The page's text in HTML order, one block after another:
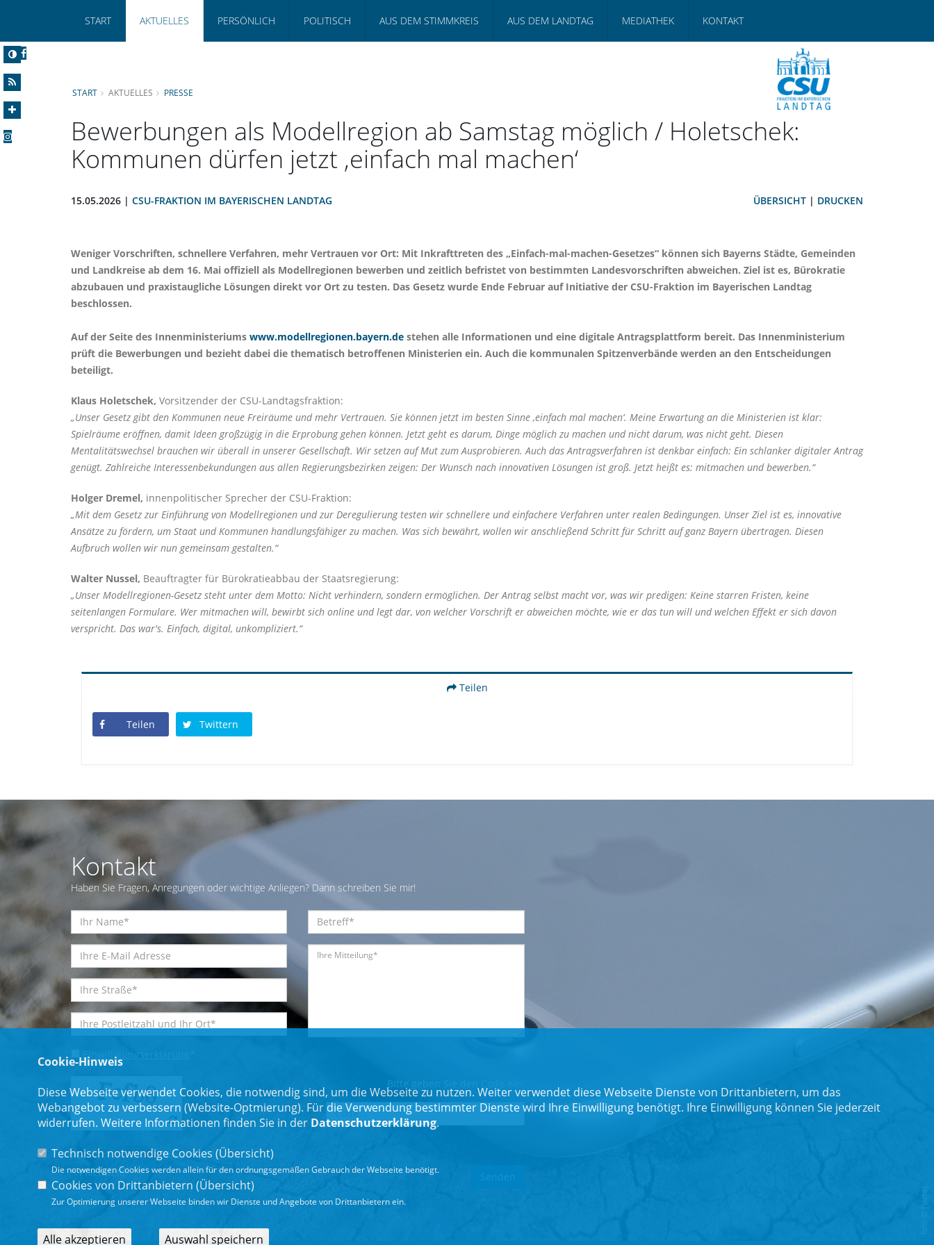
START AKTUELLES PERSÖNLICH POLITISCH AUS DEM STIMMKREIS AUS DEM LANDTAG MEDIATHEK KONTAKT
START AKTUELLES PRESSE
Bewerbungen als Modellregion ab Samstag möglich / Holetschek:
Kommunen dürfen jetzt ‚einfach mal machen‘
15.05.2026 | CSU-FRAKTION IM BAYERISCHEN LANDTAG ÜBERSICHT | DRUCKEN
Weniger Vorschriften, schnellere Verfahren, mehr Vertrauen vor Ort: Mit Inkrafttreten des „Einfach-mal-machen-Gesetzes“ können sich Bayerns Städte, Gemeinden
und Landkreise ab dem 16. Mai offiziell als Modellregionen bewerben und zeitlich befristet von bestimmten Landesvorschriften abweichen. Ziel ist es, Bürokratie
abzubauen und praxistaugliche Lösungen direkt vor Ort zu testen. Das Gesetz wurde Ende Februar auf Initiative der CSU-Fraktion im Bayerischen Landtag
beschlossen.
Auf der Seite des Innenministeriums www.modellregionen.bayern.de stehen alle Informationen und eine digitale Antragsplattform bereit. Das Innenministerium
prüft die Bewerbungen und bezieht dabei die thematisch betroffenen Ministerien ein. Auch die kommunalen Spitzenverbände werden an den Entscheidungen
beteiligt.
Klaus Holetschek, Vorsitzender der CSU-Landtagsfraktion:
Unser Gesetz gibt den Kommunen neue Freiräume und mehr Vertrauen. Sie können jetzt im besten Sinne ‚einfach mal machen‘. Meine Erwartung an die Ministerien ist klar:
Spielräume eröffnen, damit Ideen großzügig in die Erprobung gehen können. Jetzt geht es darum, Dinge möglich zu machen und nicht darum, was nicht geht. Diesen
Mentalitätswechsel brauchen wir überall in unserer Gesellschaft. Wir setzen auf Mut zum Ausprobieren. Auch das Antragsverfahren ist denkbar einfach: Ein schlanker digitaler Antrag
genügt. Zahlreiche Interessenbekundungen aus allen Regierungsbezirken zeigen: Der Wunsch nach innovativen Lösungen ist groß. Jetzt heißt es: mitmachen und bewerben.“
Holger Dremel, innenpolitischer Sprecher der CSU-Fraktion:
Mit dem Gesetz zur Einführung von Modellregionen und zur Deregulierung testen wir schnellere und einfachere Verfahren unter realen Bedingungen. Unser Ziel ist es, innovative
Ansätze zu fördern, um Staat und Kommunen handlungsfähiger zu machen. Was sich bewährt, wollen wir anschließend Schritt für Schritt auf ganz Bayern übertragen. Diesen
Aufbruch wollen wir nun gemeinsam gestalten.“
Walter Nussel, Beauftragter für Bürokratieabbau der Staatsregierung:
Unser Modellregionen-Gesetz steht unter dem Motto: Nicht verhindern, sondern ermöglichen. Der Antrag selbst macht vor, was wir predigen: Keine starren Fristen, keine
seitenlangen Formulare. Wer mitmachen will, bewirbt sich online und legt dar, von welcher Vorschrift er abweichen möchte, wie er das tun will und welchen Effekt er sich davon
verspricht. Das war's. Einfach, digital, unkompliziert.“
Teilen
Teilen Twittern
Kontakt
Haben Sie Fragen, Anregungen oder wichtige Anliegen? Dann schreiben Sie mir!
Einwilligungserklärung
Bitte geben Sie den Code ein:
* Pflichtfeld
Cookie-Hinweis
Diese Webseite verwendet Cookies, die notwendig sind, um die Webseite zu nutzen. Weiter verwendet diese Webseite Dienste von Drittanbietern, um das
Webangebot zu verbessern (Website-Optmierung). Für die Verwendung bestimmter Dienste wird Ihre Einwilligung benötigt. Ihre Einwilligung können Sie jederzeit
widerrufen. Weitere Informationen finden Sie in der Datenschutzerklärung.
Technisch notwendige Cookies (Übersicht)
Die notwendigen Cookies werden allein für den ordnungsgemäßen Gebrauch der Webseite benötigt.
Cookies von Drittanbietern (Übersicht)
Zur Optimierung unserer Webseite binden wir Dienste und Angebote von Drittanbietern ein.
Alle akzeptieren Auswahl speichern